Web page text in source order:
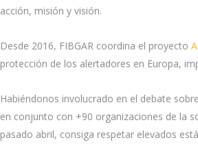
acción, misión y visión.
Desde 2016, FIBGAR coordina el proyecto
protección de los alertadores en Europa,
Habiéndonos involucrado en el debate
en conjunto con +90 organizaciones de la
pasado abril, consiga respetar elevados